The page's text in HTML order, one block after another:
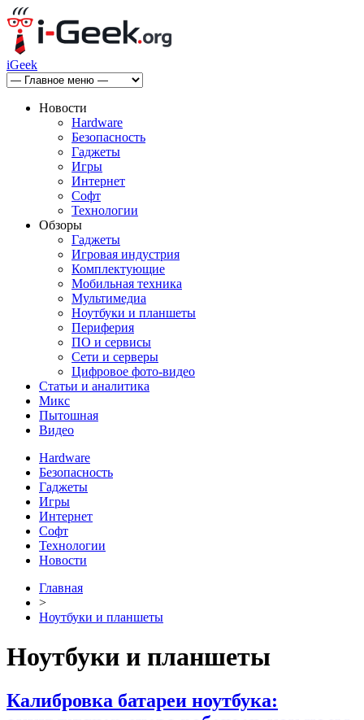
iGeek
Новости
Hardware
Безопасность
Гаджеты
Игры
Интернет
Софт
Технологии
Обзоры
Гаджеты
Игровая индустрия
Комплектующие
Мобильная техника
Мультимедиа
Ноутбуки и планшеты
Периферия
ПО и сервисы
Сети и серверы
Цифровое фото-видео
Статьи и аналитика
Микс
Пытошная
Видео
Hardware
Безопасность
Гаджеты
Игры
Интернет
Софт
Технологии
Новости
Главная
>
Ноутбуки и планшеты
Ноутбуки и планшеты
Калибровка батареи ноутбука: